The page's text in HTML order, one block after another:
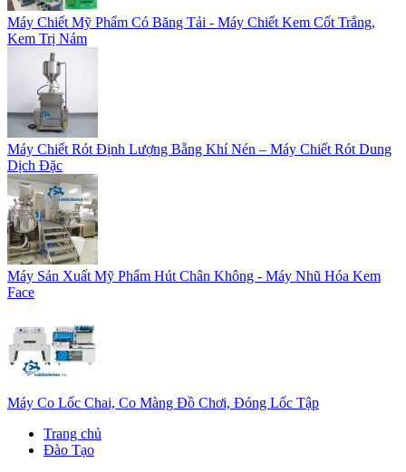
Máy Chiết Mỹ Phẩm Có Băng Tải - Máy Chiết Kem Cốt Trắng,
Kem Trị Nám
Máy Chiết Rót Định Lượng Bằng Khí Nén – Máy Chiết Rót Dung
Dịch Đặc
Máy Sản Xuất Mỹ Phẩm Hút Chân Không - Máy Nhũ Hóa Kem
Face
Máy Co Lốc Chai, Co Màng Đồ Chơi, Đóng Lốc Tập
Trang chủ
Đào Tạo